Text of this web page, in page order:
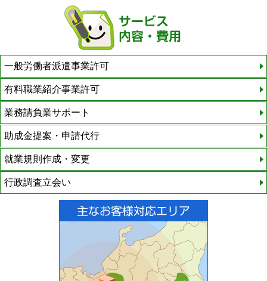
一般労働者派遣事業許可
有料職業紹介事業許可
業務請負業サポート
助成金提案・申請代行
就業規則作成・変更
行政調査立会い